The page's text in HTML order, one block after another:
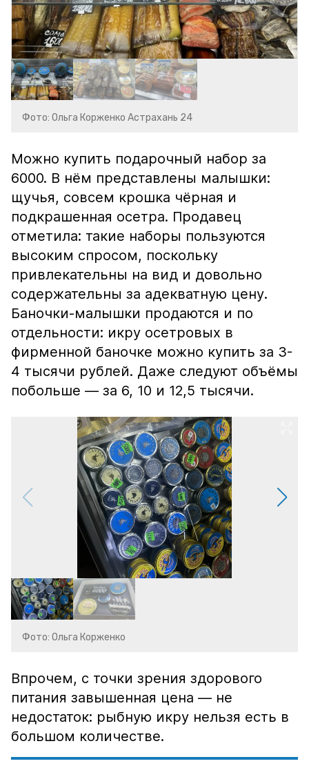
Фото: Ольга Корженко Астрахань 24
Можно купить подарочный набор за
6000. В нём представлены малышки:
щучья, совсем крошка чёрная и
подкрашенная осетра. Продавец
отметила: такие наборы пользуются
высоким спросом, поскольку
привлекательны на вид и довольно
содержательны за адекватную цену.
Баночки-малышки продаются и по
отдельности: икру осетровых в
фирменной баночке можно купить за 3-
4 тысячи рублей. Даже следуют объёмы
побольше — за 6, 10 и 12,5 тысячи.
Фото: Ольга Корженко
Впрочем, с точки зрения здорового
питания завышенная цена — не
недостаток: рыбную икру нельзя есть в
большом количестве.